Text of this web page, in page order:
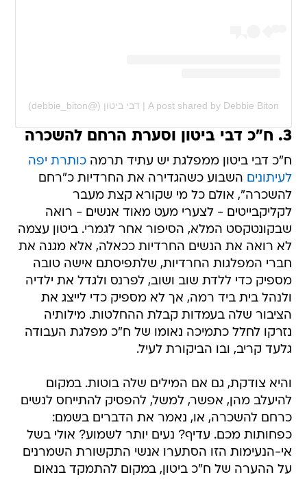
A post shared by Debbie Biton | דבי ביטון (@debbie_biton)
3. ח"כ דבי ביטון וסערת הרחם להשכרה
ח"כ דבי ביטון ממפלגת יש עתיד תרמהכותרת יפה
לעיתונים השבוע כשהגדירה את החרדיות כ"רחם
להשכרה", אולם כל מי שקורא קצת מעבר
לקליקבייטים - לצערי מעט מאוד אנשים - רואה
שבקונטקסט המלא, הסיפור אחר לגמרי. ביטון עצמה
לא רואה את הנשים החרדיות ככאלה, אלא מגנה את
חברי המפלגות החרדיות, שלתפיסתם אישה טובה
מספיק כדי ללדת שוב ושוב, לפרנס ולגדל את ילדיה
ולנהל בית ביד רמה, אך לא מספיק כדי לייצג את
הציבור שלה בעמדות קבלת ההחלטות. מילותיה
נזרקו לחלל כתמיכה נאומו של ח"כ מפלגת העבודה
גלעד קריב, ובו הביקורת לעיל.
והיא צודקת, גם אם המילים שלה בוטות. במקום
להיעלב מהן, אפשר, למשל, להפסיק להתייחס לנשים
כרחם להשכרה, או, נאמר את הדברים בשמם:
כפחותות מכם. עדיף? נעים יותר לשמוע? אולי בשל
אי-הנעימות הזו הסתערו אנשי התקשורת השמרנים
על ההערה של ח"כ ביטון, במקום להתמקד בנאום